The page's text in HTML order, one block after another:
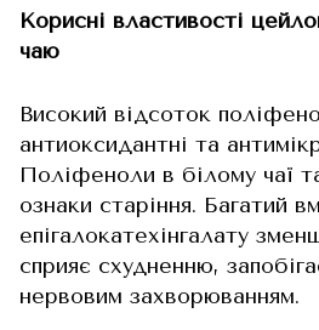
Корисні властивості
чаю
Високий відсоток
антиоксидантні та
Поліфеноли в білому чаї
ознаки старіння. Багатий
епігалокатехінгалату
сприяє схудненню,
нервовим захворюванням.